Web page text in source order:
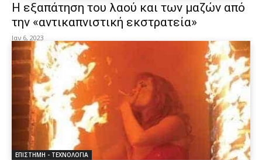
Η εξαπάτηση του λαού και των μαζών από
την «αντικαπνιστική εκστρατεία»
Ιαν 6, 2023
ΕΠΙΣΤΗΜΗ - ΤΕΧΝΟΛΟΓΙΑ